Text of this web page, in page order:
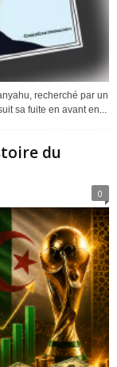
recherché par un
sa fuite en avant en...
du
0